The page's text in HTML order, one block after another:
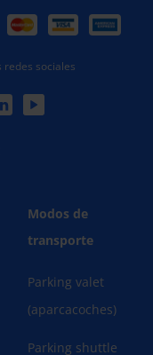
redes sociales
Modos de
transporte
Parking valet
(aparcacoches)
Parking shuttle